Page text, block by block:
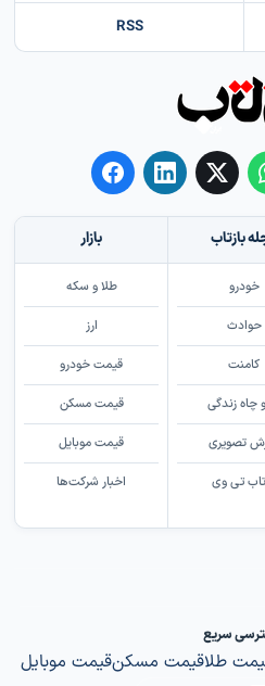
RSS
بازتاب
خودرو
حوادث
کامنت
چاه زندگی
تصویری
تی وی
بازار
طلا و سکه
ارز
قیمت خودرو
قیمت مسکن
قیمت موبایل
اخبار شرکت‌ها
سریع
طلاقیمت مسکنقیمت موبایل